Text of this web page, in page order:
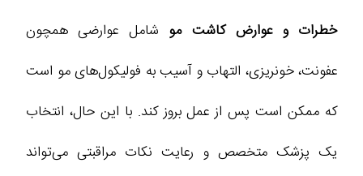
خطرات و عوارض کاشت مو شامل عوارضی همچون
عفونت، خونریزی، التهاب و آسیب به فولیکول‌های مو است
که ممکن است پس از عمل بروز کند. با این حال، انتخاب
یک پزشک متخصص و رعایت نکات مراقبتی می‌تواند